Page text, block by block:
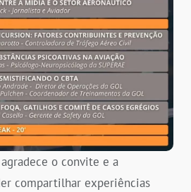
agradece o convite e a
compartilhar experiências